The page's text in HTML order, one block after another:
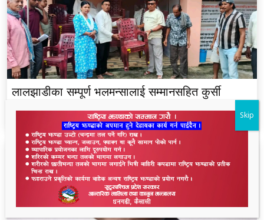
लालझाडीका सम्पूर्ण भलमन्सालाई सम्मानसहित कुर्सी
Skip